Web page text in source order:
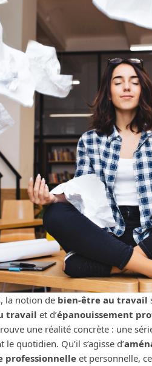
la notion de bien-être au travail
travail et d’épanouissement
une réalité concrète : une
quotidien. Qu’il s’agisse d’
professionnelle et personnelle,